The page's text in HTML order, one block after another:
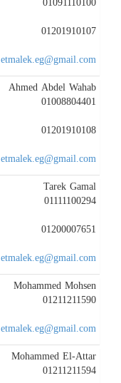
01201910107
etmalek.eg@gmail.com
Ahmed Abdel Wahab
01008804401
01201910108
etmalek.eg@gmail.com
Tarek Gamal
01111100294
01200007651
etmalek.eg@gmail.com
Mohammed Mohsen
01211211590
etmalek.eg@gmail.com
Mohammed El-Attar
01211211594